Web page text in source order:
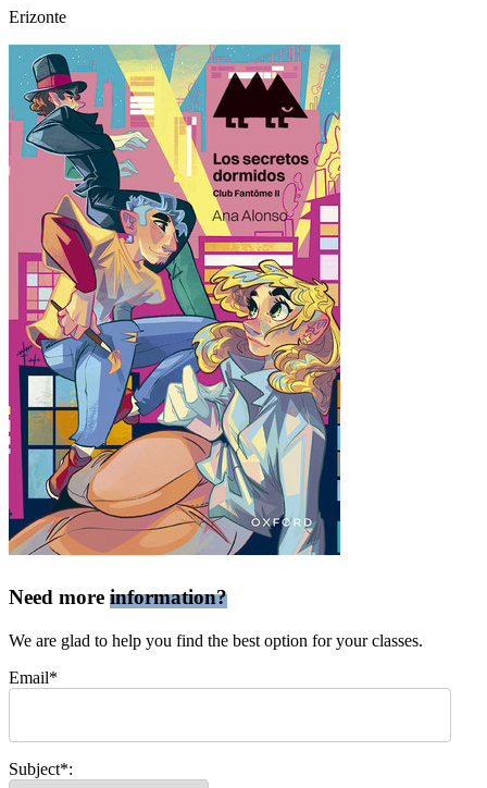
Erizonte
Need more information?
We are glad to help you find the best option for your classes.
Email*
Subject*: